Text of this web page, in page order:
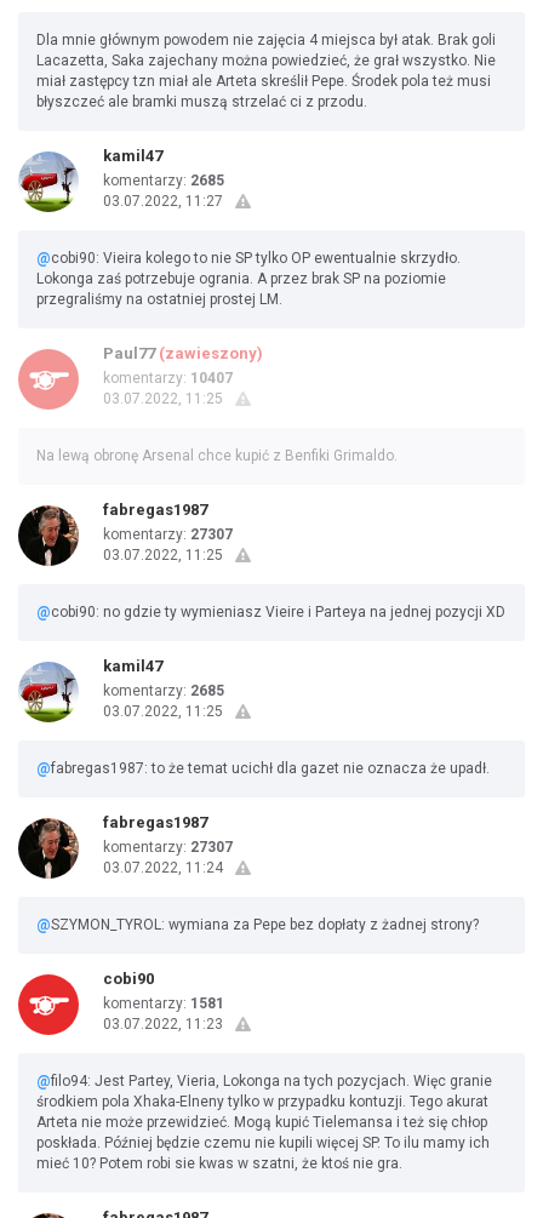
Dla mnie głównym powodem nie zajęcia 4 miejsca był atak. Brak goli
Lacazetta, Saka zajechany można powiedzieć, że grał wszystko. Nie
miał zastępcy tzn miał ale Arteta skreślił Pepe. Środek pola też musi
błyszczeć ale bramki muszą strzelać ci z przodu.
kamil47
komentarzy: 2685
03.07.2022, 11:27
@cobi90: Vieira kolego to nie SP tylko OP ewentualnie skrzydło.
Lokonga zaś potrzebuje ogrania. A przez brak SP na poziomie
przegraliśmy na ostatniej prostej LM.
Paul77 (zawieszony)
komentarzy: 10407
03.07.2022, 11:25
Na lewą obronę Arsenal chce kupić z Benfiki Grimaldo.
fabregas1987
komentarzy: 27307
03.07.2022, 11:25
@cobi90: no gdzie ty wymieniasz Vieire i Parteya na jednej pozycji XD
kamil47
komentarzy: 2685
03.07.2022, 11:25
@fabregas1987: to że temat ucichł dla gazet nie oznacza że upadł.
fabregas1987
komentarzy: 27307
03.07.2022, 11:24
@SZYMON_TYROL: wymiana za Pepe bez dopłaty z żadnej strony?
cobi90
komentarzy: 1581
03.07.2022, 11:23
@filo94: Jest Partey, Vieria, Lokonga na tych pozycjach. Więc granie
środkiem pola Xhaka-Elneny tylko w przypadku kontuzji. Tego akurat
Arteta nie może przewidzieć. Mogą kupić Tielemansa i też się chłop
poskłada. Później będzie czemu nie kupili więcej SP. To ilu mamy ich
mieć 10? Potem robi sie kwas w szatni, że ktoś nie gra.